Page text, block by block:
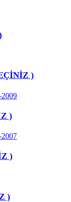
)
2009
)
2007
)
)